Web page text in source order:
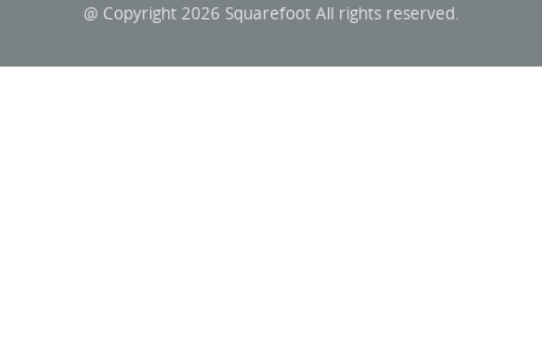
@ Copyright 2026 Squarefoot All rights reserved.